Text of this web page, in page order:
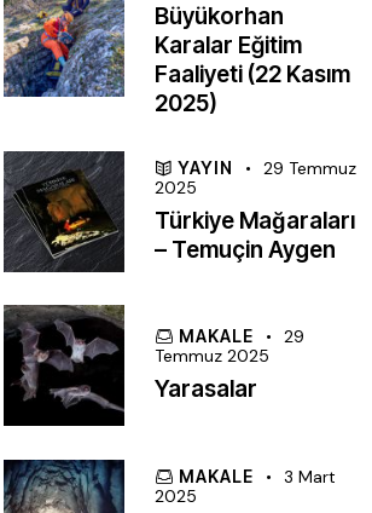
Büyükorhan
Karalar Eğitim
Faaliyeti (22 Kasım
2025)
YAYIN
29 Temmuz
2025
Türkiye Mağaraları
– Temuçin Aygen
MAKALE
29
Temmuz 2025
Yarasalar
MAKALE
3 Mart
2025